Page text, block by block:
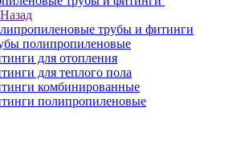
Назад
трубы и фитинги
полипропиленовые
для отопления
для теплого пола
комбинированные
полипропиленовые